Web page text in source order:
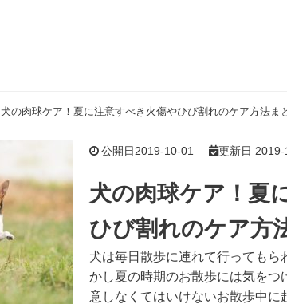
犬の肉球ケア！夏に注意すべき火傷やひび割れのケア方法ま
公開日2019-10-01 更新日 2019-
犬の肉球ケア！夏
ひび割れのケア方
犬は毎日散歩に連れて行ってもら
かし夏の時期のお散歩には気をつ
意しなくてはいけないお散歩中に